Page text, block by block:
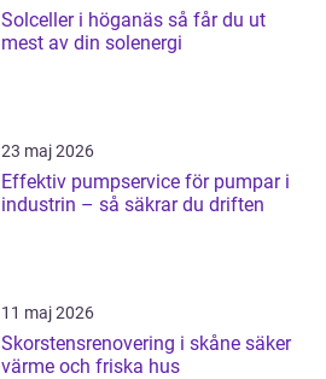
Solceller i höganäs så får du ut
mest av din solenergi
23 maj 2026
Effektiv pumpservice för pumpar i
industrin – så säkrar du driften
11 maj 2026
Skorstensrenovering i skåne säker
värme och friska hus